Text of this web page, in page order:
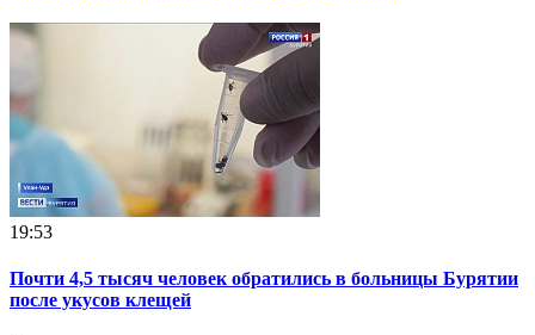
19:53
Почти 4,5 тысяч человек обратились в больницы Бурятии
после укусов клещей